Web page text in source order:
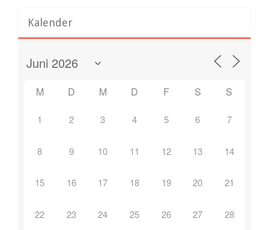
Kalender
M D M D F S S
1 2 3 4 5 6 7
8 9 10 11 12 13 14
15 16 17 18 19 20 21
22 23 24 25 26 27 28